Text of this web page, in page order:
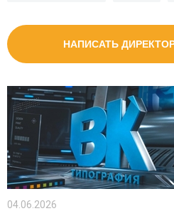
НАПИСАТЬ
04.06.2026